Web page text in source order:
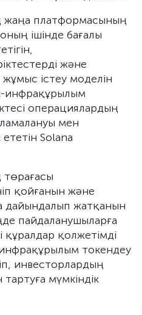
жаңа платформасының
ішінде бағалы
және
істеу моделін
инфрақұрылым
операциялардың
мен
ететін Solana
қойғанын және
дайындалып жатқанын
пайдаланушыларға
құралдар қолжетімді
токендеу
инвесторлардың
мүмкіндік